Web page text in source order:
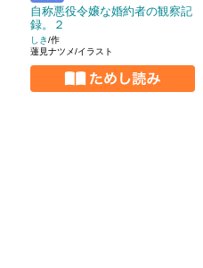
自称悪役令嬢な婚約者の観察記
録。２
しき/作
蓮見ナツメ/イラスト